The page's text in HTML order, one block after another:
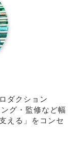
ダクション
グ・監修など幅
える」をコンセ